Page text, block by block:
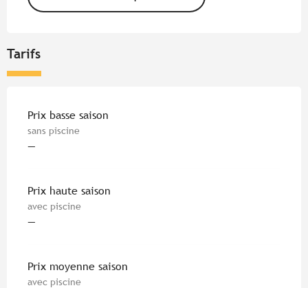
Tarifs
Tarifs 2026
Prix basse saison
sans piscine
—
Prix haute saison
avec piscine
—
Prix moyenne saison
avec piscine